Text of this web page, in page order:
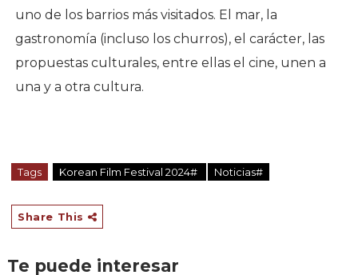
uno de los barrios más visitados. El mar, la
gastronomía (incluso los churros), el carácter, las
propuestas culturales, entre ellas el cine, unen a
una y a otra cultura.
Tags Korean Film Festival 2024# Noticias#
Share This
Te puede interesar